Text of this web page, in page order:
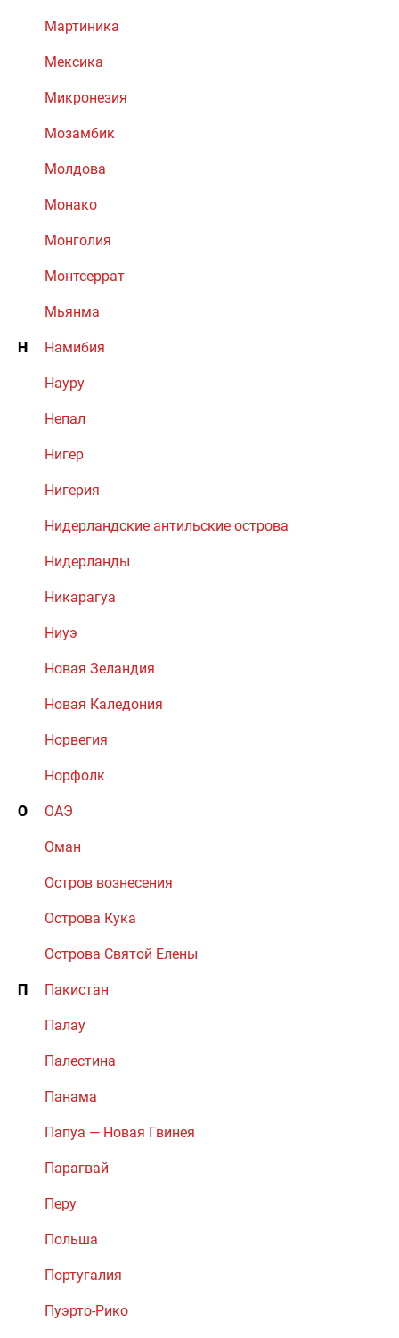
Мартиника
Мексика
Микронезия
Мозамбик
Молдова
Монако
Монголия
Монтсеррат
Мьянма
Н Намибия
Науру
Непал
Нигер
Нигерия
Нидерландские антильские острова
Нидерланды
Никарагуа
Ниуэ
Новая Зеландия
Новая Каледония
Норвегия
Норфолк
О ОАЭ
Оман
Остров вознесения
Острова Кука
Острова Святой Елены
П Пакистан
Палау
Палестина
Панама
Папуа — Новая Гвинея
Парагвай
Перу
Польша
Португалия
Пуэрто-Рико